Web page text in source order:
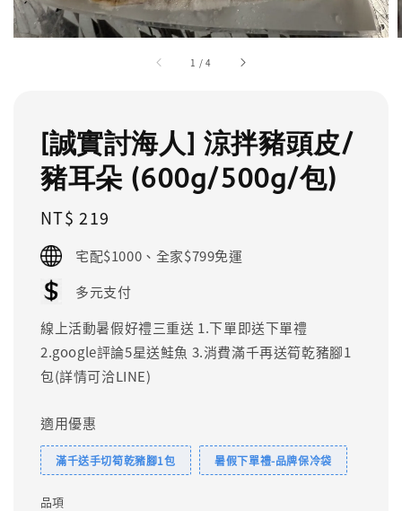
1 /4
[誠實討海人] 涼拌豬頭皮/
豬耳朵 (600g/500g/包)
Regular
price
NT$ 219
宅配$1000、全家$799免運
多元支付
線上活動暑假好禮三重送 1.下單即送下單禮
2.google評論5星送鮭魚 3.消費滿千再送筍乾豬腳1
包(詳情可洽LINE)
適用優惠
滿千送手切筍乾豬腳1包 暑假下單禮-品牌保冷袋
品項